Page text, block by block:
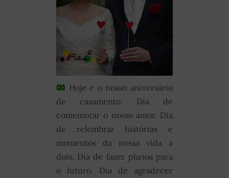
Hoje é o nosso aniversário
de casamento. Dia de
comemorar o nosso amor. Dia
de relembrar histórias e
momentos da nossa vida a
dois. Dia de fazer planos para
o futuro. Dia de agradecer